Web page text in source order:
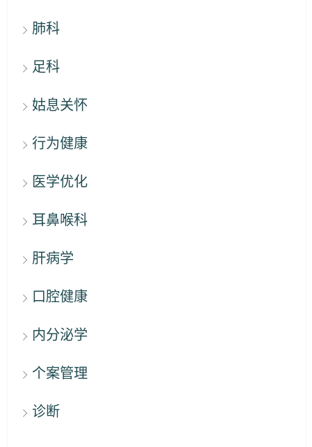
肺科
足科
姑息关怀
行为健康
医学优化
耳鼻喉科
肝病学
口腔健康
内分泌学
个案管理
诊断